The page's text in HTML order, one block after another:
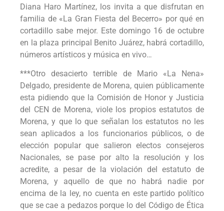
Diana Haro Martínez, los invita a que disfrutan en
familia de «La Gran Fiesta del Becerro» por qué en
cortadillo sabe mejor. Este domingo 16 de octubre
en la plaza principal Benito Juárez, habrá cortadillo,
números artísticos y música en vivo…
***Otro desacierto terrible de Mario «La Nena»
Delgado, presidente de Morena, quien públicamente
esta pidiendo que la Comisión de Honor y Justicia
del CEN de Morena, viole los propios estatutos de
Morena, y que lo que señalan los estatutos no les
sean aplicados a los funcionarios públicos, o de
elección popular que salieron electos consejeros
Nacionales, se pase por alto la resolución y los
acredite, a pesar de la violación del estatuto de
Morena, y aquello de que no habrá nadie por
encima de la ley, no cuenta en este partido político
que se cae a pedazos porque lo del Código de Ética